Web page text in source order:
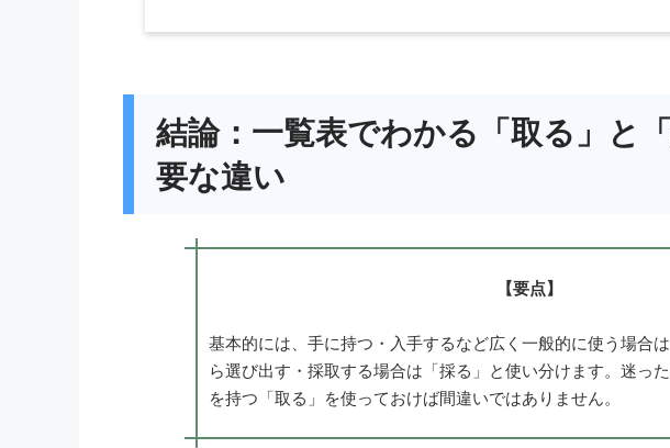
結論：一覧表でわかる「取る」と
要な違い
【要点】
基本的には、手に持つ・入手するなど広く一般的に使う場合
ら選び出す・採取する場合は「採る」と使い分けます。迷っ
を持つ「取る」を使っておけば間違いではありません。